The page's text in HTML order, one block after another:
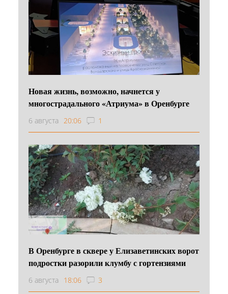
Новая жизнь, возможно, начнется у
многострадального «Атриума» в Оренбурге
6 августа 20:06 1
В Оренбурге в сквере у Елизаветинских ворот
подростки разорили клумбу с гортензиями
6 августа 18:06 3